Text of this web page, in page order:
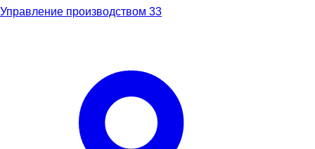
Управление производством 33